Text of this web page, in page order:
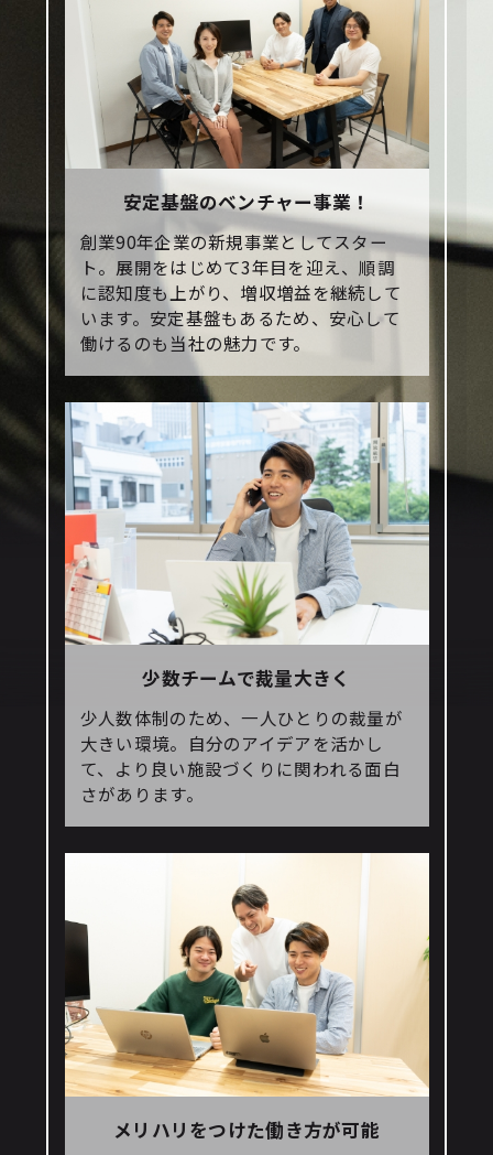
安定基盤のベンチャー事業！
創業90年企業の新規事業としてスター
ト。展開をはじめて3年目を迎え、順調
に認知度も上がり、増収増益を継続して
います。安定基盤もあるため、安心して
働けるのも当社の魅力です。
少数チームで裁量大きく
少人数体制のため、一人ひとりの裁量が
大きい環境。自分のアイデアを活かし
て、より良い施設づくりに関われる面白
さがあります。
メリハリをつけた働き方が可能